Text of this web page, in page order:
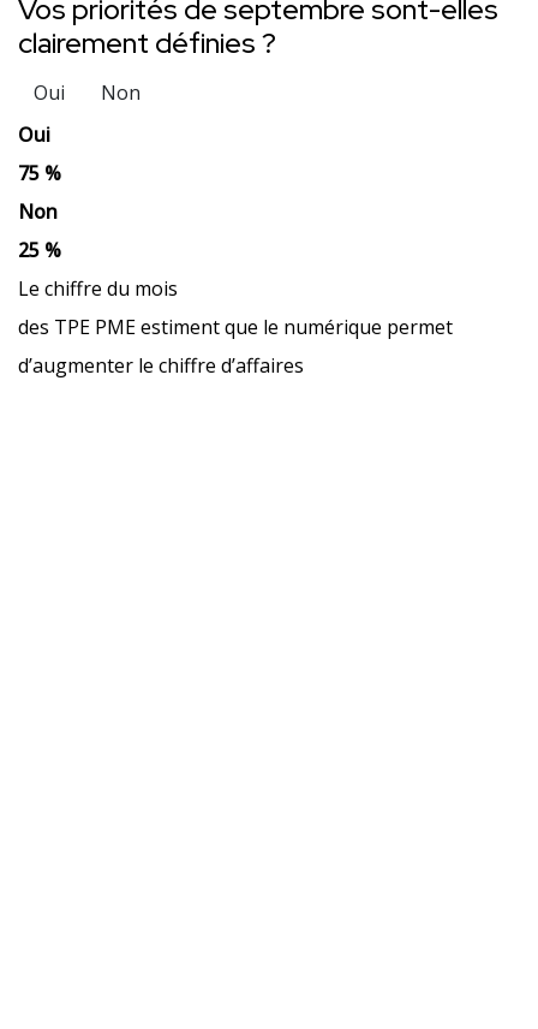
Vos priorités de septembre sont-elles
clairement définies ?
Oui
Non
Oui
75 %
Non
25 %
Le chiffre du mois
des TPE PME estiment que le numérique permet
d’augmenter le chiffre d’affaires